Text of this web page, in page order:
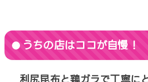
うちの店はココが自慢！
利尻昆布と鶏ガラで丁寧に